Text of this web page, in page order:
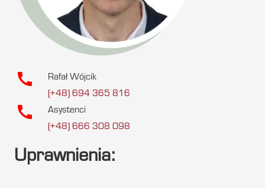
call
Rafał Wójcik
(+48) 694 365 816
call
Asystenci
(+48) 666 308 098
Uprawnienia: